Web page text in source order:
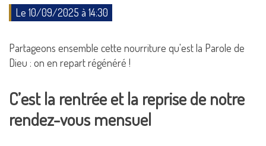
Le 10/09/2025 à 14:30
Partageons ensemble cette nourriture qu'est la Parole de
Dieu : on en repart régénéré !
C’est la rentrée et la reprise de notre
rendez-vous mensuel